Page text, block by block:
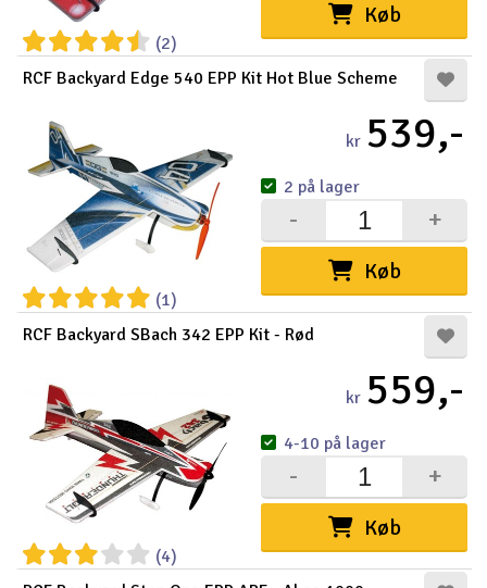
(2)
Køb
RCF Backyard Edge 540 EPP Kit Hot Blue Scheme
(1)
kr 539,-
Køb
+
-
2 på lager
RCF Backyard SBach 342 EPP Kit - Rød
(4)
kr 559,-
Køb
+
-
4-10 på lager